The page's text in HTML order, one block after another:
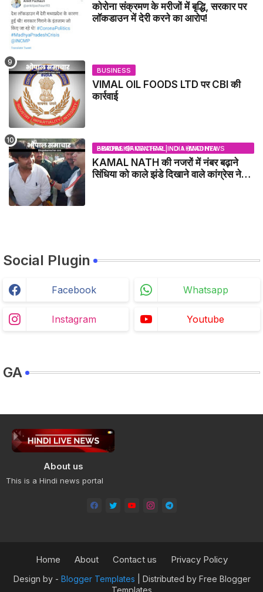
कोरोना संक्रमण के मरीजों में बृद्धि, सरकार पर
लॉकडाउन में देरी करने का आरोप!
BUSINESS
VIMAL OIL FOODS LTD पर CBI की
कार्रवाई
BHOPAL SAMACHAR | NO 1 HINDI NEWS PORTAL OF CENTRAL INDIA (MADHYA PRADESH)
KAMAL NATH की नजरों में नंबर बढ़ाने
सिंधिया को काले झंडे दिखाने वाले कांग्रेस नेता
Social Plugin
Facebook Whatsapp
Instagram Youtube
GA
About us
This is a Hindi news portal
Design by - Blogger Templates | Distributed by Free Blogger
Home About Contact us Privacy Policy